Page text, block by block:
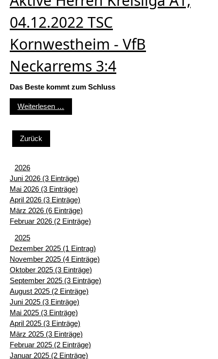
04.12.2022 TSC
Kornwestheim - VfB
Neckarrems 3:4
Das Beste kommt zum Schluss
Weiterlesen …
Zurück
2026
Juni 2026 (3 Einträge)
Mai 2026 (3 Einträge)
April 2026 (3 Einträge)
März 2026 (6 Einträge)
Februar 2026 (2 Einträge)
2025
Dezember 2025 (1 Eintrag)
November 2025 (4 Einträge)
Oktober 2025 (3 Einträge)
September 2025 (3 Einträge)
August 2025 (2 Einträge)
Juni 2025 (3 Einträge)
Mai 2025 (3 Einträge)
April 2025 (3 Einträge)
März 2025 (3 Einträge)
Februar 2025 (2 Einträge)
Januar 2025 (2 Einträge)